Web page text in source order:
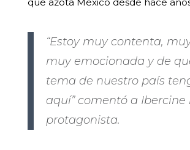
“Estoy muy contenta,
muy emocionada y de
tema de nuestro país
aquí” comentó a Ibercine
protagonista.